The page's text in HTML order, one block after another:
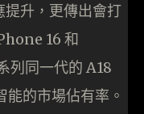
提升，更傳出會打
16 和
列同一代的 A18
的市場佔有率。